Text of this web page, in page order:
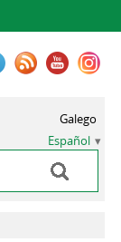
Galego
Español